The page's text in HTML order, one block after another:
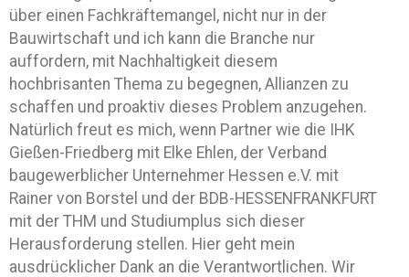
über einen Fachkräftemangel, nicht nur in der
Bauwirtschaft und ich kann die Branche nur
auffordern, mit Nachhaltigkeit diesem
hochbrisanten Thema zu begegnen, Allianzen zu
schaffen und proaktiv dieses Problem anzugehen.
Natürlich freut es mich, wenn Partner wie die IHK
Gießen-Friedberg mit Elke Ehlen, der Verband
baugewerblicher Unternehmer Hessen e.V. mit
Rainer von Borstel und der BDB-HESSENFRANKFURT
mit der THM und Studiumplus sich dieser
Herausforderung stellen. Hier geht mein
ausdrücklicher Dank an die Verantwortlichen. Wir